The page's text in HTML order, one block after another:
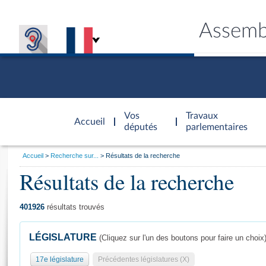
Accueil
d'accueil
Vos
députés
Travaux
parlementaires
Général
Vous
Accueil Recherche sur... Résultats de la recherche
Résultats de la recherche
401926 résultats trouvés
LÉGISLATURE (Cliquez sur l'un des boutons pour faire un choix)
17e législature Précédentes législatures (X)